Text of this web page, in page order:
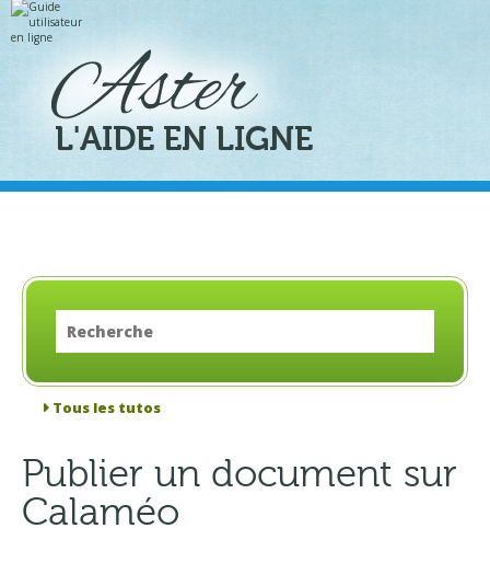
Aller
contenu.
navigation
Outils
personnels
L'AIDE EN LIGNE
Tous les tutos
Publier un document sur
Calaméo